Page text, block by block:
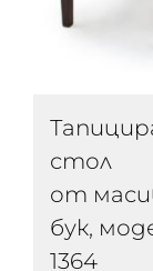
стол
от
бук,
1364